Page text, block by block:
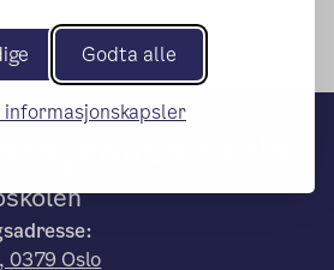
Godta alle
0379 Oslo